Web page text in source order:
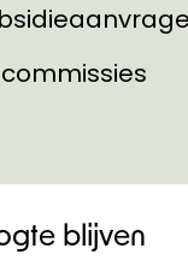
blijven